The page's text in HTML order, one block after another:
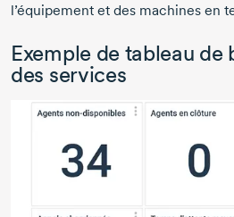
l’équipement et des machines en
Exemple de tableau de
des services